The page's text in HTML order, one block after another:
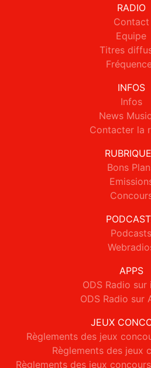
RADIO
Contact
Equipe
Titres
INFOS
Infos
News
Contacter la
Bons
Podcasts
APPS
ODS Radio sur
ODS Radio sur
JEUX
Règlements des jeux
Règlements des jeux
Règlements des jeux